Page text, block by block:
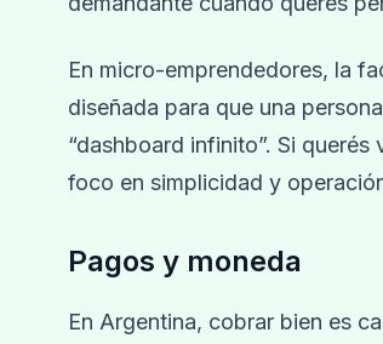
En micro-emprendedores, la
diseñada para que una
“dashboard infinito”. Si
foco en simplicidad y
Pagos y moneda
En Argentina, cobrar bien es